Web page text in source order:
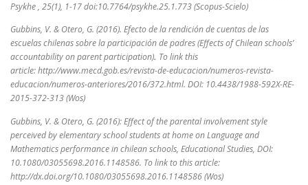
Psykhe , 25(1), 1-17 doi:10.7764/psykhe.25.1.773 (Scopus-Scielo)
Gubbins, V. & Otero, G. (2016). Efecto de la rendición de cuentas de las
escuelas chilenas sobre la participación de padres (Effects of Chilean schools’
accountability on parent participation). To link this
article: http://www.mecd.gob.es/revista-de-educacion/numeros-revista-
educacion/numeros-anteriores/2016/372.html. DOI: 10.4438/1988-592X-RE-
2015-372-313 (Wos)
Gubbins, V. & Otero, G. (2016): Effect of the parental involvement style
perceived by elementary school students at home on Language and
Mathematics performance in chilean schools, Educational Studies, DOI:
10.1080/03055698.2016.1148586. To link to this article:
http://dx.doi.org/10.1080/03055698.2016.1148586 (Wos)